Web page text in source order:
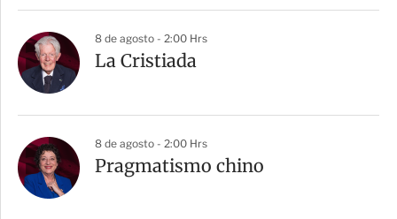
8 de agosto - 2:00 Hrs
La Cristiada
8 de agosto - 2:00 Hrs
Pragmatismo chino